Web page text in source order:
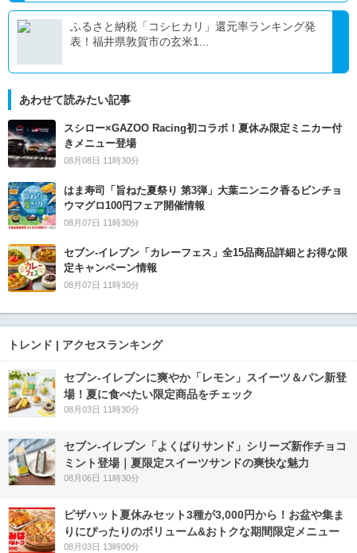
ふるさと納税「コシヒカリ」還元率ランキング発
表！福井県敦賀市の玄米1...
あわせて読みたい記事
スシロー×GAZOO Racing初コラボ！夏休み限定ミニカー付
きメニュー登場
08月08日 11時30分
はま寿司「旨ねた夏祭り 第3弾」大葉ニンニク香るビンチョ
ウマグロ100円フェア開催情報
08月07日 11時30分
セブン‐イレブン「カレーフェス」全15品商品詳細とお得な限
定キャンペーン情報
08月07日 11時30分
トレンド | アクセスランキング
セブン‐イレブンに爽やか「レモン」スイーツ＆パン新登
場！夏に食べたい限定商品をチェック
08月03日 11時30分
セブン‐イレブン「よくばりサンド」シリーズ新作チョコ
ミント登場｜夏限定スイーツサンドの爽快な魅力
08月06日 11時30分
ピザハット夏休みセット3種が3,000円から！お盆や集ま
りにぴったりのボリューム&おトクな期間限定メニュー
08月03日 13時00分